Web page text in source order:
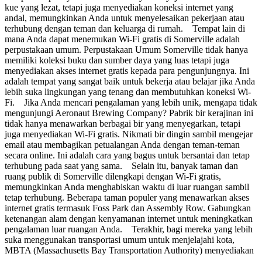
kue yang lezat, tetapi juga menyediakan koneksi internet yang
andal, memungkinkan Anda untuk menyelesaikan pekerjaan atau
terhubung dengan teman dan keluarga di rumah. Tempat lain di
mana Anda dapat menemukan Wi-Fi gratis di Somerville adalah
perpustakaan umum. Perpustakaan Umum Somerville tidak hanya
memiliki koleksi buku dan sumber daya yang luas tetapi juga
menyediakan akses internet gratis kepada para pengunjungnya. Ini
adalah tempat yang sangat baik untuk bekerja atau belajar jika Anda
lebih suka lingkungan yang tenang dan membutuhkan koneksi Wi-
Fi. Jika Anda mencari pengalaman yang lebih unik, mengapa tidak
mengunjungi Aeronaut Brewing Company? Pabrik bir kerajinan ini
tidak hanya menawarkan berbagai bir yang menyegarkan, tetapi
juga menyediakan Wi-Fi gratis. Nikmati bir dingin sambil mengejar
email atau membagikan petualangan Anda dengan teman-teman
secara online. Ini adalah cara yang bagus untuk bersantai dan tetap
terhubung pada saat yang sama. Selain itu, banyak taman dan
ruang publik di Somerville dilengkapi dengan Wi-Fi gratis,
memungkinkan Anda menghabiskan waktu di luar ruangan sambil
tetap terhubung. Beberapa taman populer yang menawarkan akses
internet gratis termasuk Foss Park dan Assembly Row. Gabungkan
ketenangan alam dengan kenyamanan internet untuk meningkatkan
pengalaman luar ruangan Anda. Terakhir, bagi mereka yang lebih
suka menggunakan transportasi umum untuk menjelajahi kota,
MBTA (Massachusetts Bay Transportation Authority) menyediakan